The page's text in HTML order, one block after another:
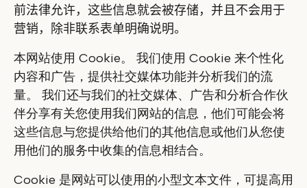
前法律允许，这些信息就会被存储，并且不会用于
营销，除非联系表单明确说明。
本网站使用 Cookie。 我们使用 Cookie 来个性化
内容和广告，提供社交媒体功能并分析我们的流
量。 我们还与我们的社交媒体、广告和分析合作伙
伴分享有关您使用我们网站的信息，他们可能会将
这些信息与您提供给他们的其他信息或他们从您使
用他们的服务中收集的信息相结合。
Cookie 是网站可以使用的小型文本文件，可提高用